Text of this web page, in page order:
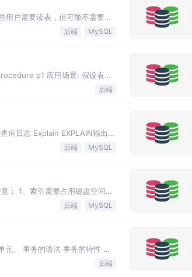
用户需要读表，但可能不需要更
后端 MySQL
p1 应用场景: 假设表中
后端
询日志 Explain EXPLAIN输出列
后端 MySQL
： 1、索引需要占用磁盘空间，
后端 MySQL
。 事务的语法 事务的特性 事
后端